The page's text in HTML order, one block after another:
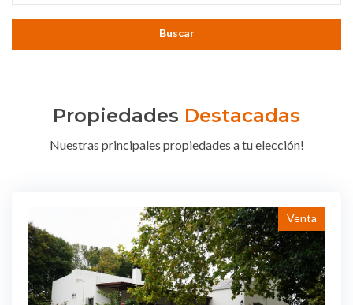
Buscar
Propiedades Destacadas
Nuestras principales propiedades a tu elección!
Venta